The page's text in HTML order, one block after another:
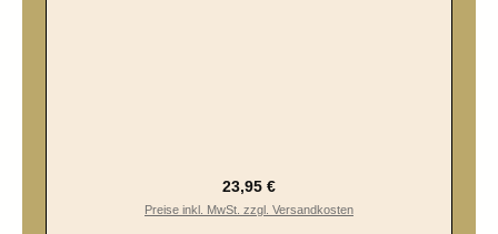
Regulärer Preis:
23,95 €
Preise inkl. MwSt. zzgl. Versandkosten